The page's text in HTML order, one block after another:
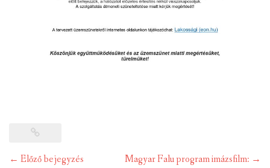
Post
← Előző bejegyzés Magyar Falu program imázsfilm: →